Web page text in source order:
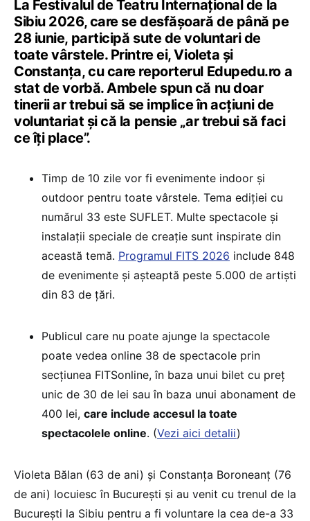
La Festivalul de Teatru Internațional de la
Sibiu 2026, care se desfășoară de până pe
28 iunie, participă sute de voluntari de
toate vârstele. Printre ei, Violeta și
Constanța, cu care reporterul Edupedu.ro a
stat de vorbă. Ambele spun că nu doar
tinerii ar trebui să se implice în acțiuni de
voluntariat și că la pensie „ar trebui să faci
ce îți place”.
Timp de 10 zile vor fi evenimente indoor și
outdoor pentru toate vârstele. Tema ediției cu
numărul 33 este SUFLET. Multe spectacole și
instalații speciale de creație sunt inspirate din
această temă. Programul FITS 2026 include 848
de evenimente și așteaptă peste 5.000 de artişti
din 83 de țări.
Publicul care nu poate ajunge la spectacole
poate vedea online 38 de spectacole prin
secțiunea FITSonline, în baza unui bilet cu preț
unic de 30 de lei sau în baza unui abonament de
400 lei, care include accesul la toate
spectacolele online. (Vezi aici detalii)
Violeta Bălan (63 de ani) și Constanța Boroneanț (76
de ani) locuiesc în București și au venit cu trenul de la
București la Sibiu pentru a fi voluntare la cea de-a 33